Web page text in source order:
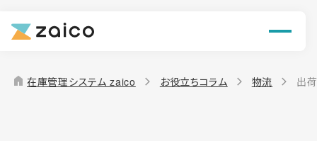
機能
解決できる課題
home 在庫管理システム zaico お役立ちコラム 物流 出